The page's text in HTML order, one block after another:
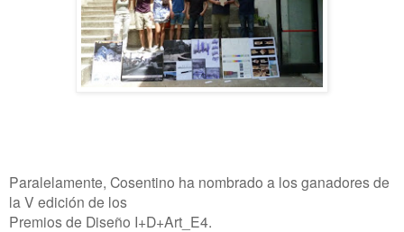
Paralelamente, Cosentino ha nombrado a los ganadores de
la V edición de los
Premios de Diseño I+D+Art_E4.